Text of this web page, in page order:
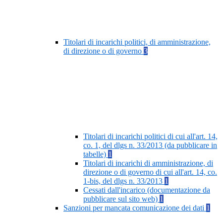
Titolari di incarichi politici, di amministrazione,
di direzione o di governo 3
Titolari di incarichi politici di cui all'art. 14,
co. 1, del dlgs n. 33/2013 (da pubblicare in
tabelle) 1
Titolari di incarichi di amministrazione, di
direzione o di governo di cui all'art. 14, co.
1-bis, del dlgs n. 33/2013 1
Cessati dall'incarico (documentazione da
pubblicare sul sito web) 1
Sanzioni per mancata comunicazione dei dati 1